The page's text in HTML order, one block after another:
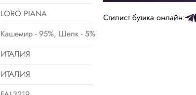
Стилист бутика онлайн:
LORO PIANA
Кашемир - 95%, Шелк - 5%
ИТАЛИЯ
ИТАЛИЯ
44 46 48
56
58 60